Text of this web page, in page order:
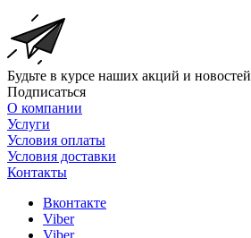
Будьте в курсе наших акций и новостей
Подписаться
О компании
Услуги
Условия оплаты
Условия доставки
Контакты
Вконтакте
Viber
Viber